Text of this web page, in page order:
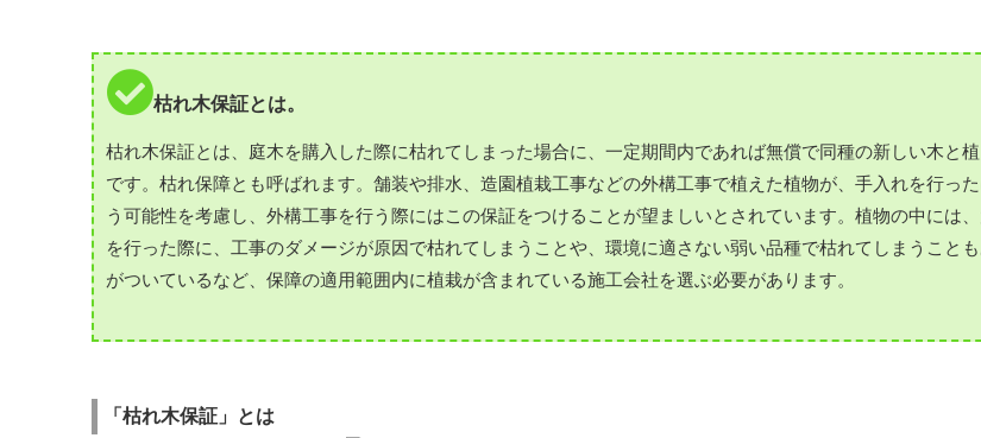
枯れ木保証とは。
枯れ木保証とは、庭木を購入した際に枯れてしまった場合に、一定期間内であれば無償で同種の新しい木と
です。枯れ保障とも呼ばれます。舗装や排水、造園植栽工事などの外構工事で植えた植物が、手入れを行っ
う可能性を考慮し、外構工事を行う際にはこの保証をつけることが望ましいとされています。植物の中には
を行った際に、工事のダメージが原因で枯れてしまうことや、環境に適さない弱い品種で枯れてしまうこと
がついているなど、保障の適用範囲内に植栽が含まれている施工会社を選ぶ必要があります。
「枯れ木保証」とは